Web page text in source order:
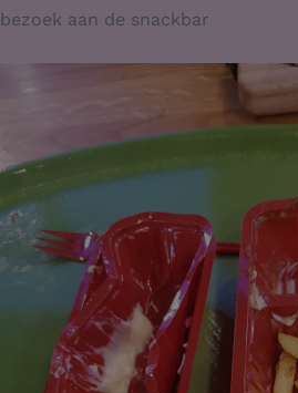
bezoek aan de snackbar